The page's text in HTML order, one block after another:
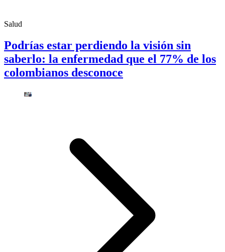
Salud
Podrías estar perdiendo la visión sin
saberlo: la enfermedad que el 77% de los
colombianos desconoce